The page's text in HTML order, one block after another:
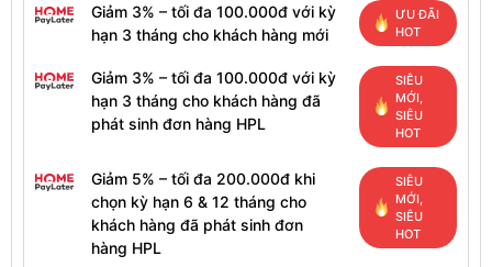
Giảm 3% – tối đa 100.000đ với kỳ
hạn 3 tháng cho khách hàng mới
ƯU ĐÃI
HOT
Giảm 3% – tối đa 100.000đ với kỳ
hạn 3 tháng cho khách hàng đã
phát sinh đơn hàng HPL
SIÊU
MỚI,
SIÊU
HOT
Giảm 5% – tối đa 200.000đ khi
chọn kỳ hạn 6 & 12 tháng cho
khách hàng đã phát sinh đơn
hàng HPL
SIÊU
MỚI,
SIÊU
HOT